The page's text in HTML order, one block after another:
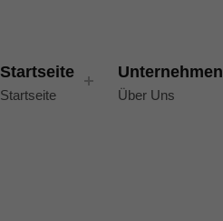
Startseite
Startseite
Unternehmen
Über Uns